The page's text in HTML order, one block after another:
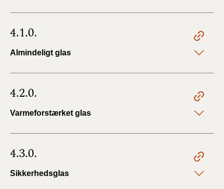
4.1.0.
Almindeligt glas
4.2.0.
Varmeforstærket glas
4.3.0.
Sikkerhedsglas